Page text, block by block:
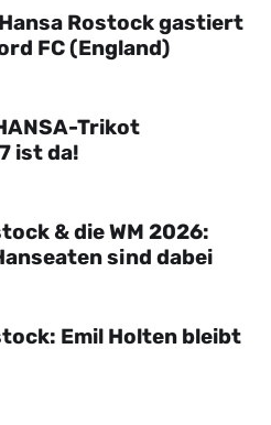
Rostock gastiert
FC (England)
Trikot
ist da!
& die WM 2026:
sind dabei
Emil Holten bleibt